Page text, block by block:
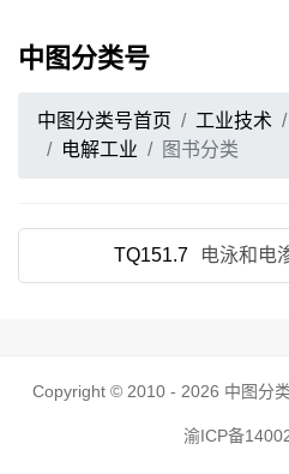
中图分类号
中图分类号首页 工业技术
电解工业
图书分类
TQ151.7 电泳和电
Copyright © 2010 - 2026 中图分
渝ICP备